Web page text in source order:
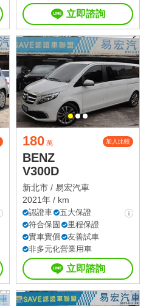
立即諮詢
180 萬 加入比較
BENZ
V300D
新北市 / 易宏汽車
2021年 / km
認證車
五大保證
符合保固
里程保證
實車實價
友善試車
非多元化營業用車
立即諮詢